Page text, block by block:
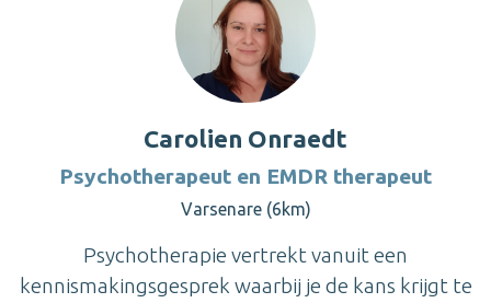
Carolien Onraedt
Psychotherapeut en EMDR therapeut
Varsenare (6km)
Psychotherapie vertrekt vanuit een
kennismakingsgesprek waarbij je de kans krijgt te